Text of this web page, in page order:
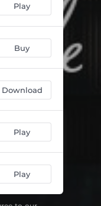
Caçador de Corações - Ao Vivo 02:59
03:24
03:26
Roupa De Lua-de-Mel - Ao Vivo 03:34
03:45
04:05
03:03
03:41
Play
Buy
Download
Play
Play